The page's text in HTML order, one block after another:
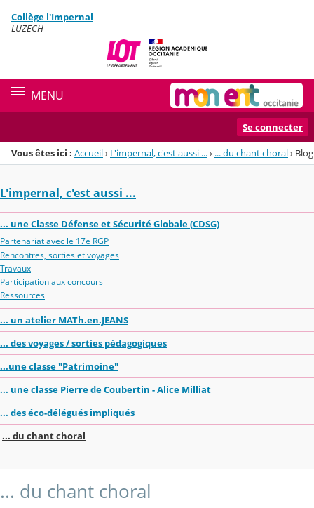
Menu de la rubrique
Contenu
Collège l'Impernal
LUZECH
MENU
Se connecter
Vous êtes ici : Accueil› L'impernal, c'est aussi ...› ... du chant choral› Blog
L'impernal, c'est aussi ...
... une Classe Défense et Sécurité Globale (CDSG)
Partenariat avec le 17e RGP
Rencontres, sorties et voyages
Travaux
Participation aux concours
Ressources
... un atelier MATh.en.JEANS
... des voyages / sorties pédagogiques
...une classe "Patrimoine"
... une classe Pierre de Coubertin - Alice Milliat
... des éco-délégués impliqués
... du chant choral
... du chant choral